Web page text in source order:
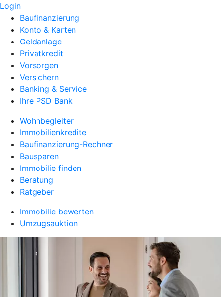
Login
Baufinanzierung
Konto & Karten
Geldanlage
Privatkredit
Vorsorgen
Versichern
Banking & Service
Ihre PSD Bank
Wohnbegleiter
Immobilienkredite
Baufinanzierung-Rechner
Bausparen
Immobilie finden
Beratung
Ratgeber
Immobilie bewerten
Umzugsauktion